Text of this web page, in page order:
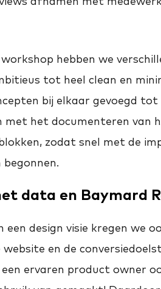
hebben we
tot heel clean en
bij elkaar gevoegd tot
met het documenteren van
zodat snel met de
data en Baymard
design visie kregen we
en de
ervaren product owner